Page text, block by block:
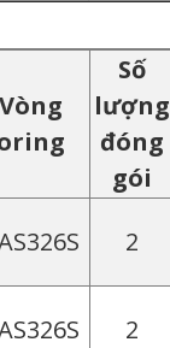
Vòng
Số
lượng
đóng
gói
2
2